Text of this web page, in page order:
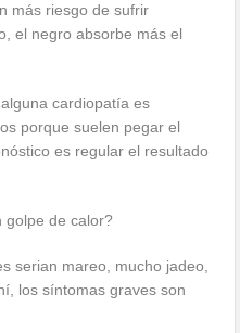
más riesgo de sufrir
el negro absorbe más el
cardiopatía es
porque suelen pegar el
es regular el resultado
golpe de calor?
serian mareo, mucho jadeo,
los síntomas graves son